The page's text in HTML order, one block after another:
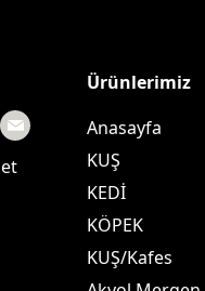
Ürünlerimiz
Anasayfa
KUŞ
KEDİ
KÖPEK
KUŞ/Kafes